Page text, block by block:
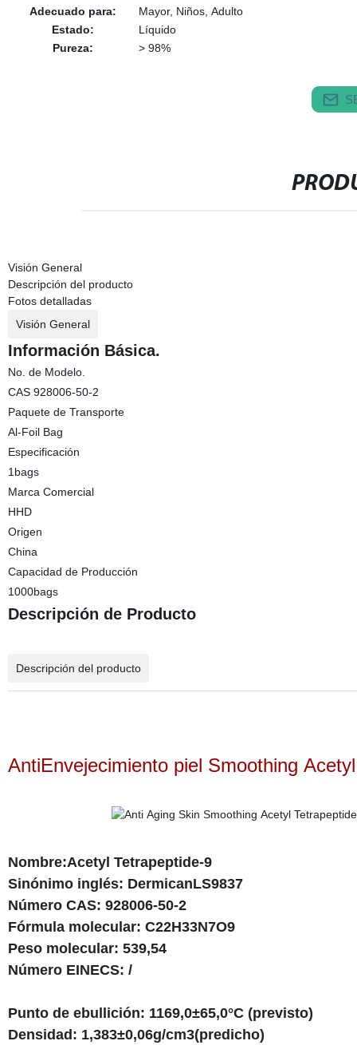
Adecuado para:
Mayor, Niños, Adulto
Estado:
Líquido
Pureza:
> 98%
Visión General
Descripción del producto
Fotos detalladas
Visión General
Información Básica.
No. de Modelo.
CAS 928006-50-2
Paquete de Transporte
Al-Foil Bag
Especificación
1bags
Marca Comercial
HHD
Origen
China
Capacidad de Producción
1000bags
Descripción de Producto
Descripción del producto
AntiEnvejecimiento piel Smoothing
Nombre:Acetyl Tetrapeptide-9
Sinónimo inglés: DermicanLS9837
Número CAS: 928006-50-2
Fórmula molecular: C22H33N7O9
Peso molecular: 539,54
Número EINECS: /
Punto de ebullición: 1169,0±65,0°C (previsto)
Densidad: 1,383±0,06g/cm3(predicho)